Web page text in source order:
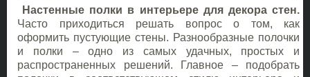
Настенные полки в интерьере для декора стен.
Часто приходиться решать вопрос о том, как
оформить пустующие стены. Разнообразные полочки
и полки – одно из самых удачных, простых и
распространенных решений. Главное – подобрать